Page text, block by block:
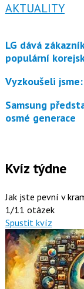
AKTUALITY
LG dává zákazníkům ještě měsíc jako odměnu
populární
Vyzkoušeli
Samsung představuje tři skládací telefony Galaxy Z
osmé generace
Kvíz týdne
Jak jste pevní v
1/11 otázek
Spustit kvíz